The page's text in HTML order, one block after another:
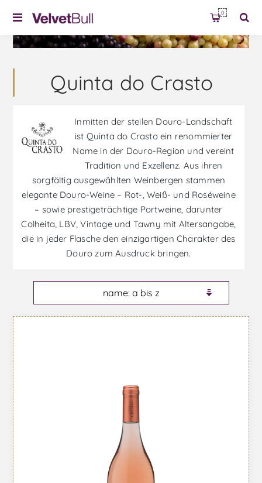
0
Quinta do Crasto
Inmitten der steilen Douro-Landschaft
ist Quinta do Crasto ein renommierter
Name in der Douro-Region und vereint
Tradition und Exzellenz. Aus ihren
sorgfältig ausgewählten Weinbergen stammen
elegante Douro-Weine – Rot-, Weiß- und Roséweine
– sowie prestigeträchtige Portweine, darunter
Colheita, LBV, Vintage und Tawny mit Altersangabe,
die in jeder Flasche den einzigartigen Charakter des
Douro zum Ausdruck bringen.